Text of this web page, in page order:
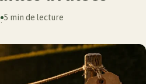
·
5 min de lecture